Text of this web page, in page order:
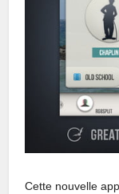
Cette nouvelle